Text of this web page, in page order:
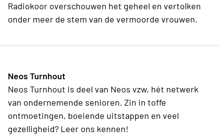
Radiokoor overschouwen het geheel en vertolken
onder meer de stem van de vermoorde vrouwen.
Neos Turnhout
Neos Turnhout is deel van Neos vzw, hét netwerk
van ondernemende senioren. Zin in toffe
ontmoetingen, boeiende uitstappen en veel
gezelligheid? Leer ons kennen!